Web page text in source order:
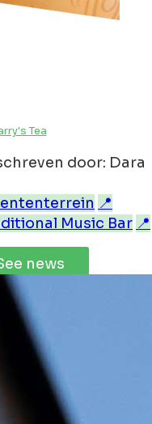
Tea
door: Dara
📍
Music Bar 📍
news